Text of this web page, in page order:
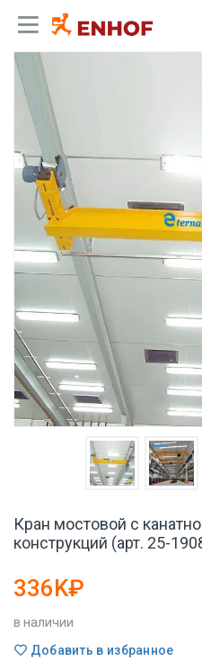
Кран мостовой с
конструкций (арт. 25-
336K₽
в наличии
Добавить в избранное